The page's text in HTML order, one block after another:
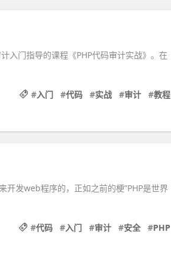
入门指导的课程《PHP代码审计实战》。在
#入门 #代码 #实战 #审计 #教程
开发web程序的，正如之前的梗”PHP是世界
#代码 #入门 #审计 #安全 #PHP